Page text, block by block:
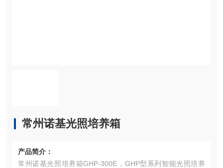
常州诺基光照培养箱
产品简介：
常州诺基光照培养箱GHP-300E，GHP型系列智能光照培养